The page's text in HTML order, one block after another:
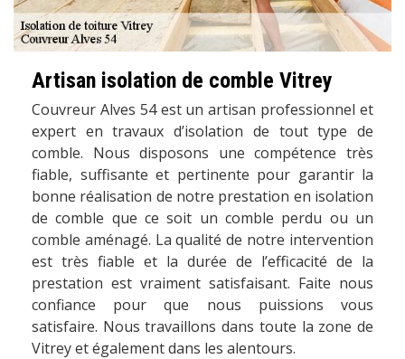
Artisan isolation de comble Vitrey
Couvreur Alves 54 est un artisan professionnel et
expert en travaux d’isolation de tout type de
comble. Nous disposons une compétence très
fiable, suffisante et pertinente pour garantir la
bonne réalisation de notre prestation en isolation
de comble que ce soit un comble perdu ou un
comble aménagé. La qualité de notre intervention
est très fiable et la durée de l’efficacité de la
prestation est vraiment satisfaisant. Faite nous
confiance pour que nous puissions vous
satisfaire. Nous travaillons dans toute la zone de
Vitrey et également dans les alentours.